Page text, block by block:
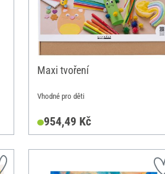
Maxi tvoření
Vhodné pro děti
954,49 Kč